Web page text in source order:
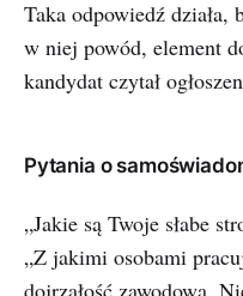
Taka odpowiedź
w niej powód, element
kandydat czytał
Pytania o
„Jakie są Twoje słabe
„Z jakimi osobami
dojrzałość zawodową.